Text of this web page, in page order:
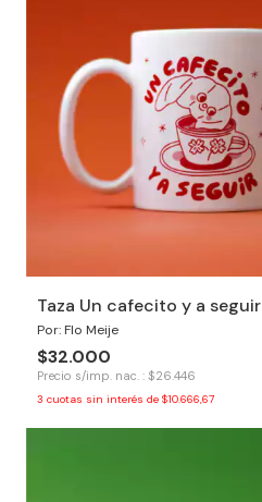
Taza Un cafecito y a seguir
Por: Flo Meije
$32.000
Precio s/imp. nac. : $26.446
3 cuotas sin interés de $10.666,67